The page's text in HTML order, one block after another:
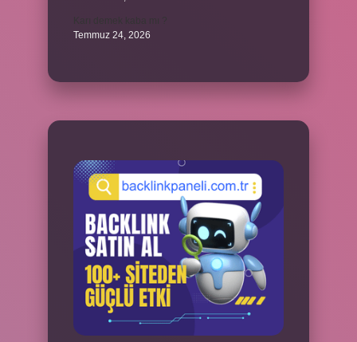
Temmuz 24, 2026